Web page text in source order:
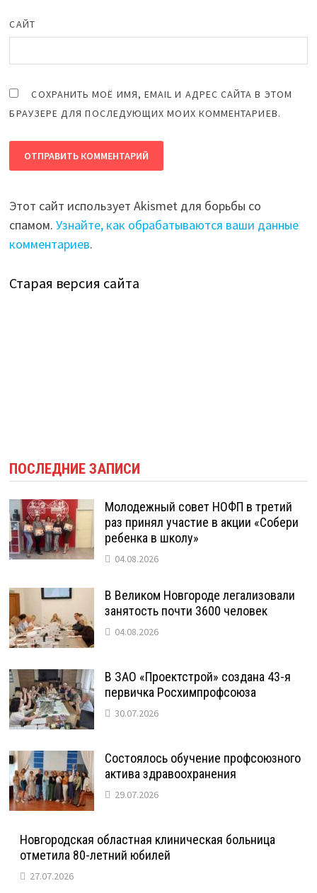
САЙТ
СОХРАНИТЬ МОЁ ИМЯ, EMAIL И АДРЕС САЙТА В ЭТОМ
БРАУЗЕРЕ ДЛЯ ПОСЛЕДУЮЩИХ МОИХ КОММЕНТАРИЕВ.
Этот сайт использует Akismet для борьбы со
спамом.Узнайте, как обрабатываются ваши данные
комментариев.
Старая версия сайта
ПОСЛЕДНИЕ ЗАПИСИ
Молодежный совет НОФП в третий
раз принял участие в акции «Собери
ребенка в школу»
04.08.2026
В Великом Новгороде легализовали
занятость почти 3600 человек
04.08.2026
В ЗАО «Проектстрой» создана 43-я
первичка Росхимпрофсоюза
30.07.2026
Состоялось обучение профсоюзного
актива здравоохранения
29.07.2026
Новгородская областная клиническая больница
отметила 80-летний юбилей
27.07.2026